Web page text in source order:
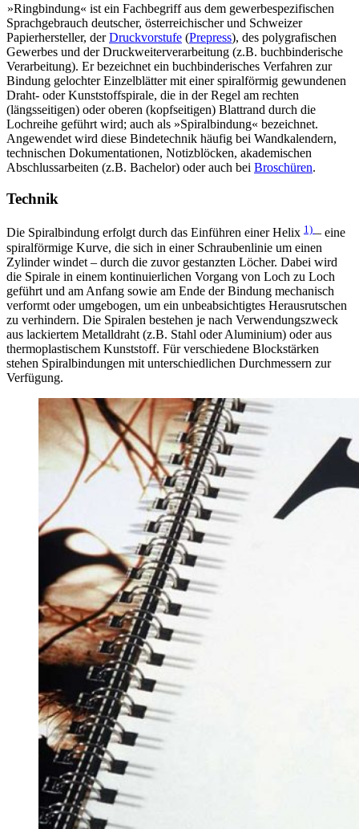
»Ringbindung« ist ein Fachbegriff aus dem gewerbespezifischen
Sprachgebrauch deutscher, österreichischer und Schweizer
Papierhersteller, derDruckvorstufe (Prepress), des polygrafischen
Gewerbes und der Druckweiterverarbeitung (z.B. buchbinderische
Verarbeitung). Er bezeichnet ein buchbinderisches Verfahren zur
Bindung gelochter Einzelblätter mit einer spiralförmig gewundenen
Draht- oder Kunststoffspirale, die in der Regel am rechten
(längsseitigen) oder oberen (kopfseitigen) Blattrand durch die
Lochreihe geführt wird; auch als »Spiralbindung« bezeichnet.
Angewendet wird diese Bindetechnik häufig bei Wandkalendern,
technischen Dokumentationen, Notizblöcken, akademischen
Abschlussarbeiten (z.B. Bachelor) oder auch bei Broschüren.
Technik
Die Spiralbindung erfolgt durch das Einführen einer Helix 1) – eine
spiralförmige Kurve, die sich in einer Schraubenlinie um einen
Zylinder windet – durch die zuvor gestanzten Löcher. Dabei wird
die Spirale in einem kontinuierlichen Vorgang von Loch zu Loch
geführt und am Anfang sowie am Ende der Bindung mechanisch
verformt oder umgebogen, um ein unbeabsichtigtes Herausrutschen
zu verhindern. Die Spiralen bestehen je nach Verwendungszweck
aus lackiertem Metalldraht (z.B. Stahl oder Aluminium) oder aus
thermoplastischem Kunststoff. Für verschiedene Blockstärken
stehen Spiralbindungen mit unterschiedlichen Durchmessern zur
Verfügung.